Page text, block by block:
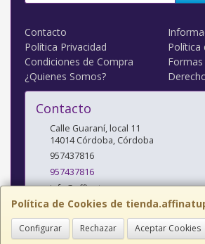
Política de Cookies de
Configurar Rechazar Aceptar Cookies
Contacto
Política Privacidad
Política
Condiciones de Compra
¿Quienes Somos?
Contacto
Calle Guaraní, local 11
14014 Córdoba, Córdoba
957437816
957437816
info@affinatupc.com
Horario